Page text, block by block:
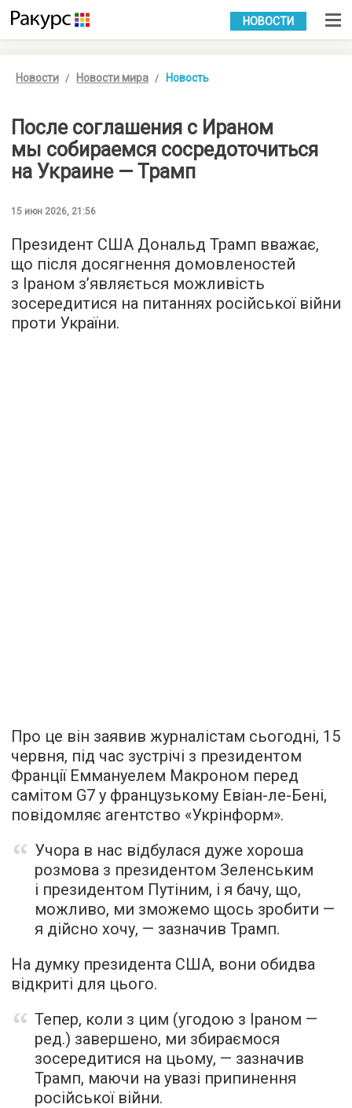
УКР РУС
НОВОСТИ
Новости Новости мира Новость
После соглашения с Ираном
мы собираемся сосредоточиться
на Украине — Трамп
15 июн 2026, 21:56
Президент США Дональд Трамп вважає,
що після досягнення домовленостей
з Іраном з’являється можливість
зосередитися на питаннях російської війни
проти України.
Про це він заявив журналістам сьогодні, 15
червня, під час зустрічі з президентом
Франції Еммануелем Макроном перед
самітом G7 у французькому Евіан-ле-Бені,
повідомляє агентство «Укрінформ».
Учора в нас відбулася дуже хороша
розмова з президентом Зеленським
і президентом Путіним, і я бачу, що,
можливо, ми зможемо щось зробити —
я дійсно хочу, — зазначив Трамп.
На думку президента США, вони обидва
відкриті для цього.
Тепер, коли з цим (угодою з Іраном —
ред.) завершено, ми збираємося
зосередитися на цьому, — зазначив
Трамп, маючи на увазі припинення
російської війни.